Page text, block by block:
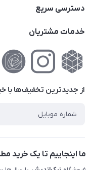
02177111474
کوچه گلریز 4 غربی ، پلاک 13
دسترسی سریع
حساب کاربری
لیست محصولات
خدمات مشتریان
راهنمای‌خرید‌آنلاین
حریم خصوصی
فروش‌اقساطی
از جدید‌ترین تخفیف‌ها با‌
ما اینجاییم تا یک خرید